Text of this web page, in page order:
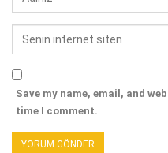
Save my name, email, and
time I comment.